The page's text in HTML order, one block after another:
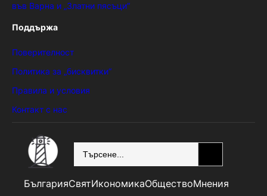
във Варна и „Златни пясъци“
Поддържа
Поверителност
Политика за „бисквитки“
Правила и условия
Контакт с нас
БългарияСвятИкономикаОбществоМнения